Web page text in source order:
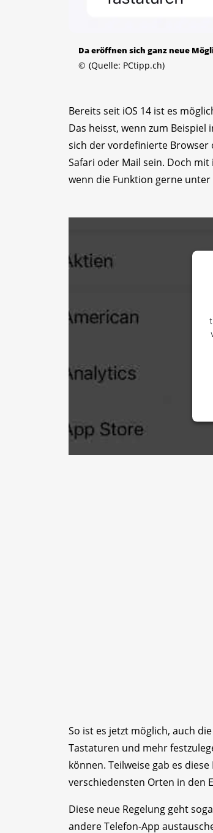
Da eröffnen sich ganz neue
© (Quelle: PCtipp.ch)
Bereits seit iOS 14 ist es
Das heisst, wenn zum
sich der vordefinierte Browser
Safari oder Mail sein. Doch
wenn die Funktion gerne
So ist es jetzt möglich, auch
Tastaturen und mehr
können. Teilweise gab es
verschiedensten Orten in den
Diese neue Regelung geht
andere Telefon-App